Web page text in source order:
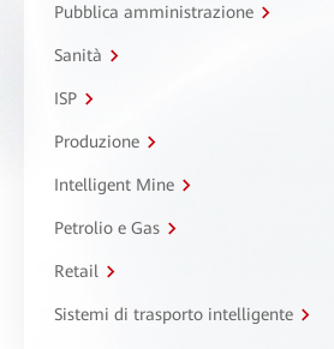
Pubblica amministrazione
Sanità
ISP
Produzione
Intelligent Mine
Petrolio e Gas
Retail
Sistemi di trasporto intelligente